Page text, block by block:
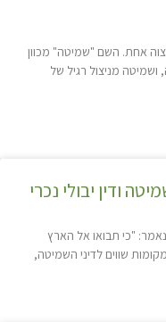
אחת. השם "שמיטה" מכוון
מניצול רגיל של
ודין יבולי נכרי
"כי תבואו אל הארץ
שווים לדיני השמיטה,